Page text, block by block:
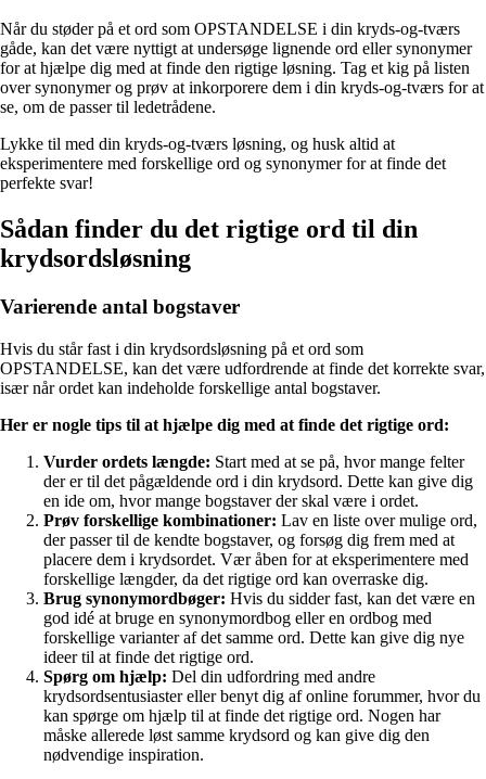
Når du støder på et ord som OPSTANDELSE i din kryds-og-tværs
gåde, kan det være nyttigt at undersøge lignende ord eller synonymer
for at hjælpe dig med at finde den rigtige løsning. Tag et kig på listen
over synonymer og prøv at inkorporere dem i din kryds-og-tværs for at
se, om de passer til ledetrådene.
Lykke til med din kryds-og-tværs løsning, og husk altid at
eksperimentere med forskellige ord og synonymer for at finde det
perfekte svar!
Sådan finder du det rigtige ord til din
krydsordsløsning
Varierende antal bogstaver
Hvis du står fast i din krydsordsløsning på et ord som
OPSTANDELSE, kan det være udfordrende at finde det korrekte svar,
især når ordet kan indeholde forskellige antal bogstaver.
Her er nogle tips til at hjælpe dig med at finde det rigtige ord:
Vurder ordets længde: Start med at se på, hvor mange felter
der er til det pågældende ord i din krydsord. Dette kan give dig
en ide om, hvor mange bogstaver der skal være i ordet.
Prøv forskellige kombinationer: Lav en liste over mulige ord,
der passer til de kendte bogstaver, og forsøg dig frem med at
placere dem i krydsordet. Vær åben for at eksperimentere med
forskellige længder, da det rigtige ord kan overraske dig.
Brug synonymordbøger: Hvis du sidder fast, kan det være en
god idé at bruge en synonymordbog eller en ordbog med
forskellige varianter af det samme ord. Dette kan give dig nye
ideer til at finde det rigtige ord.
Spørg om hjælp: Del din udfordring med andre
krydsordsentusiaster eller benyt dig af online forummer, hvor du
kan spørge om hjælp til at finde det rigtige ord. Nogen har
måske allerede løst samme krydsord og kan give dig den
nødvendige inspiration.